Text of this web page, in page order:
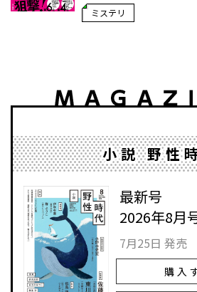
ミステリ
小説 野性
最新号
2026年8月
7月25日 発売
購入